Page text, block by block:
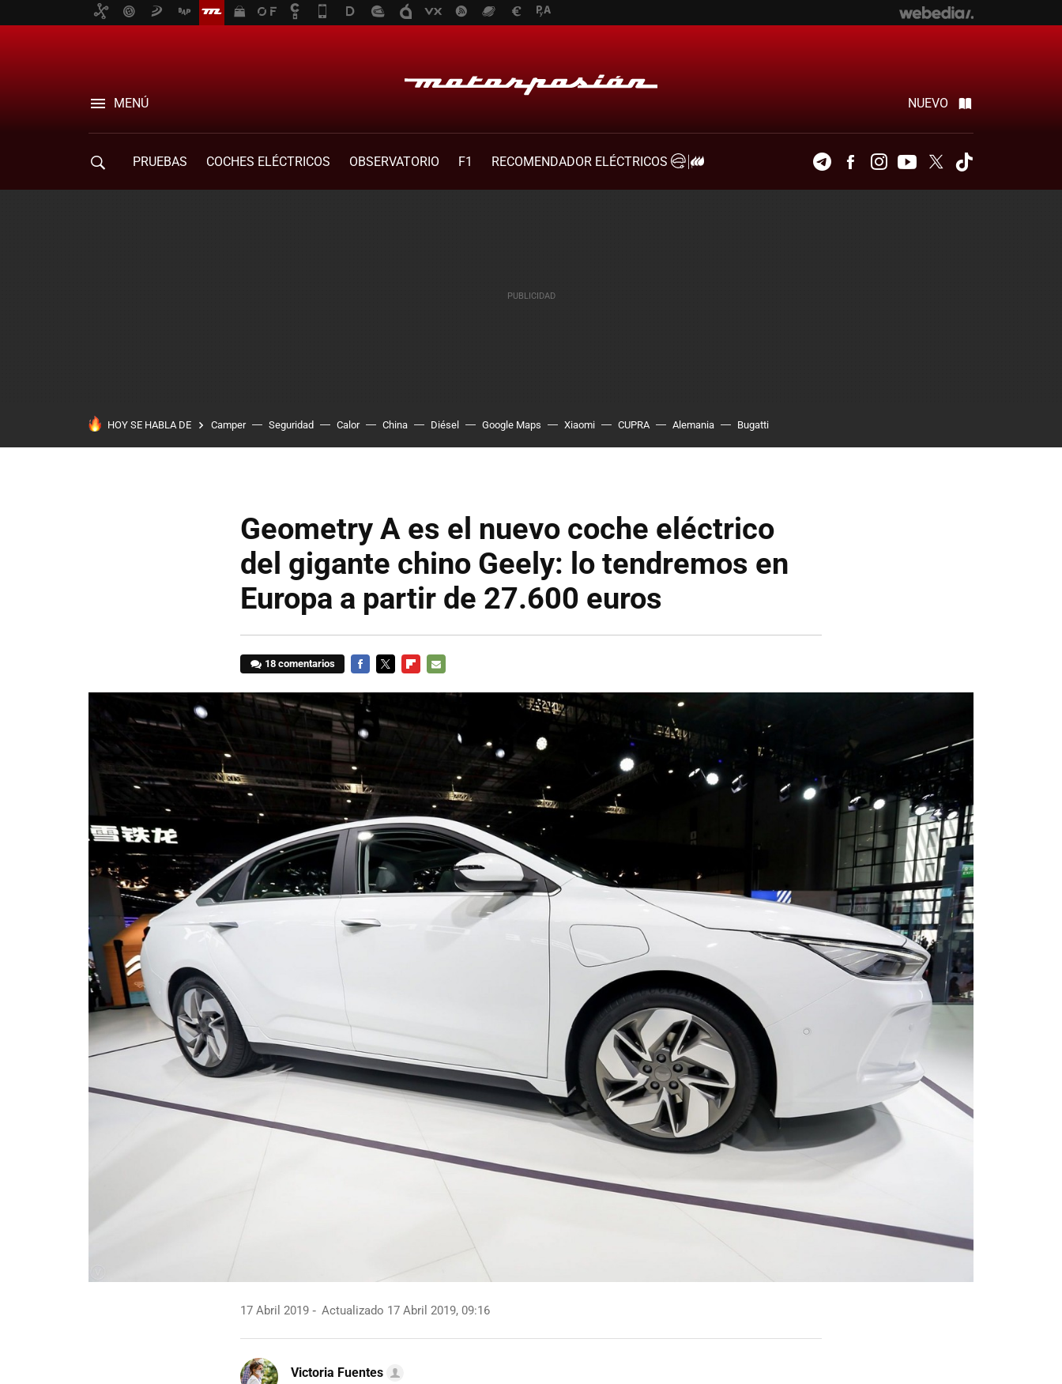
MENÚ NUEVO
PRUEBAS COCHES ELÉCTRICOS OBSERVATORIO F1
RECOMENDADOR ELÉCTRICOS
TelegramFacebookInstagramYoutubeTwitter
HOY SE HABLA DE Camper Seguridad Calor China Diésel Google Maps Xiaomi CUPRA Alemania Bugatti
Geometry A es el nuevo coche eléctrico
del gigante chino Geely: lo tendremos en
Europa a partir de 27.600 euros
18 comentarios
17 Abril 2019 Actualizado 17 Abril 2019, 09:16
Victoria Fuentes